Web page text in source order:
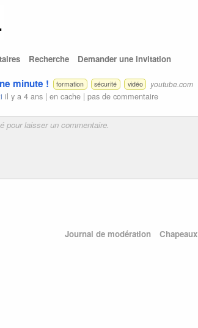
Recherche Demander une invitation
minute ! formation sécurité vidéo youtube.com
il y a 4 ans |en cache |pas de commentaire
Journal de modération Chapeaux